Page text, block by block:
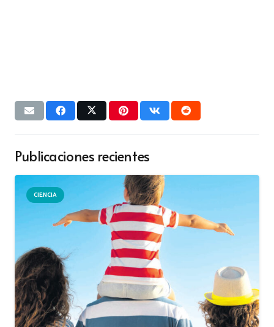
Publicaciones recientes
CIENCIA